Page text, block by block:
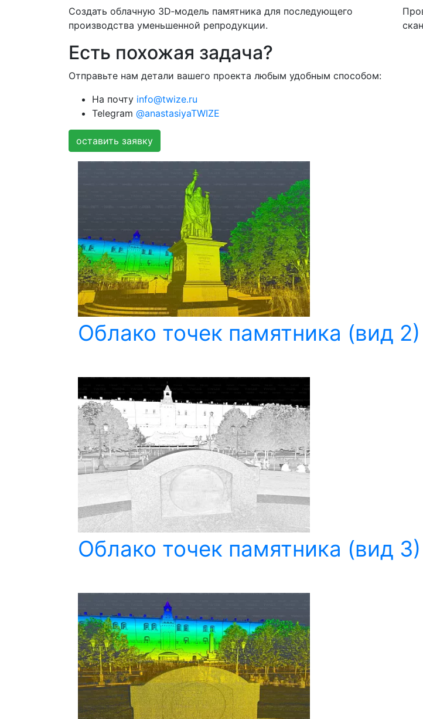
Создать облачную 3D‑модель памятника для последующего
производства уменьшенной репродукции.
Есть похожая задача?
Отправьте нам детали вашего проекта любым удобным способом:
На почту info@twize.ru
Telegram @anastasiyaTWIZE
оставить заявку
Облако точек памятника (вид 2)
Облако точек памятника (вид 3)